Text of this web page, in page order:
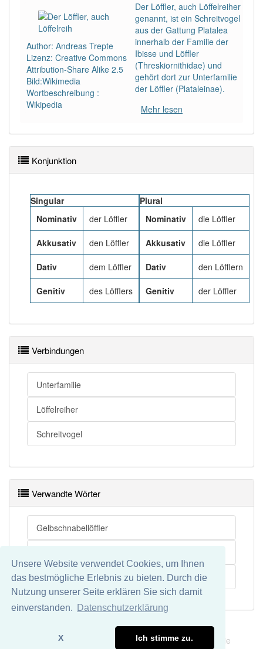
Unsere Website verwendet Cookies, um Ihnen
das bestmögliche Erlebnis zu bieten. Durch die
Nutzung unserer Seite erklären Sie sich damit
einverstanden.
Datenschutzerklärung
X Ich stimme zu.
DER:1 397
DIE:9 Ausnahmen Beispiele
DAS:11Ausnahmen Beispiele
Häufigkeit: 4 von 10
Artikelder: 0
88% unserer Spielapp-Nutzer haben den Artikel
korrekt erraten.
Author: Andreas Trepte
Lizenz: Creative Commons
Attribution-Share Alike 2.5
Bild:Wikimedia
Wortbeschreibung :
Wikipedia
Der Löffler, auch Löffelreiher
genannt, ist ein Schreitvogel
aus der Gattung Platalea
innerhalb der Familie der
Ibisse und Löffler
(Threskiornithidae) und
gehört dort zur Unterfamilie
der Löffler (Plataleinae).
Mehr lesen
Konjunktion
Singular
Nominativ
der Löffler
Akkusativ den Löffler
Dativ dem Löffler
Genitiv des Löfflers
Plural
Nominativ
die Löffler
Akkusativ die Löffler
Dativ den Löfflern
Genitiv der Löffler
Verbindungen
Unterfamilie
Löffelreiher
Schreitvogel
Verwandte Wörter
Gelbschnabellöffler
Schwarzgesichtlöffler
Datenschutz
Wir übernehmen keine Garantie und keine Haftung für die